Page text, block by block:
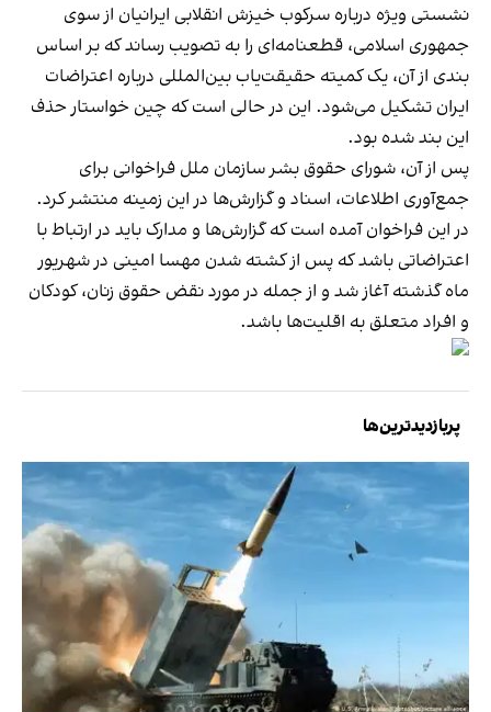
نشستی ویژه درباره سرکوب خیزش انقلابی ایرانیان از سوی
جمهوری اسلامی، قطعنامه‌ای را به تصویب رساند که بر اساس
بندی از آن، یک کمیته حقیقت‌یاب بین‌المللی درباره اعتراضات
ایران تشکیل می‌شود. این در حالی است که چین خواستار حذف
این بند شده بود.
پس از آن، شورای حقوق بشر سازمان ملل فراخوانی برای
جمع‌آوری اطلاعات، اسناد و گزارش‌ها در این زمینه منتشر کرد.
در این فراخوان آمده است که گزارش‌ها و مدارک باید در ارتباط با
اعتراضاتی باشد که پس از کشته شدن مهسا امینی در شهریور
ماه گذشته آغاز شد و از جمله در مورد نقض حقوق زنان، کودکان
و افراد متعلق به اقلیت‌ها باشد.
پربازدیدترین‌ها